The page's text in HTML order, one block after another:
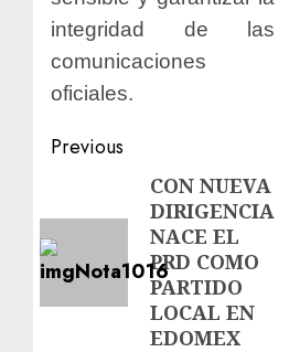
integridad de las
comunicaciones
oficiales.
Previous
CON NUEVA
DIRIGENCIA
NACE EL
PRD COMO
PARTIDO
LOCAL EN
EDOMEX